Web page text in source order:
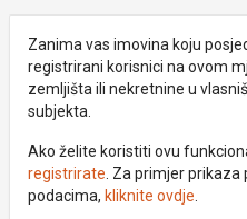
Zanima vas imovina koju
registrirani korisnici na ovom
zemljišta ili nekretnine u
subjekta.
Ako želite koristiti ovu
registrirate . Za primjer
podacima, kliknite ovdje